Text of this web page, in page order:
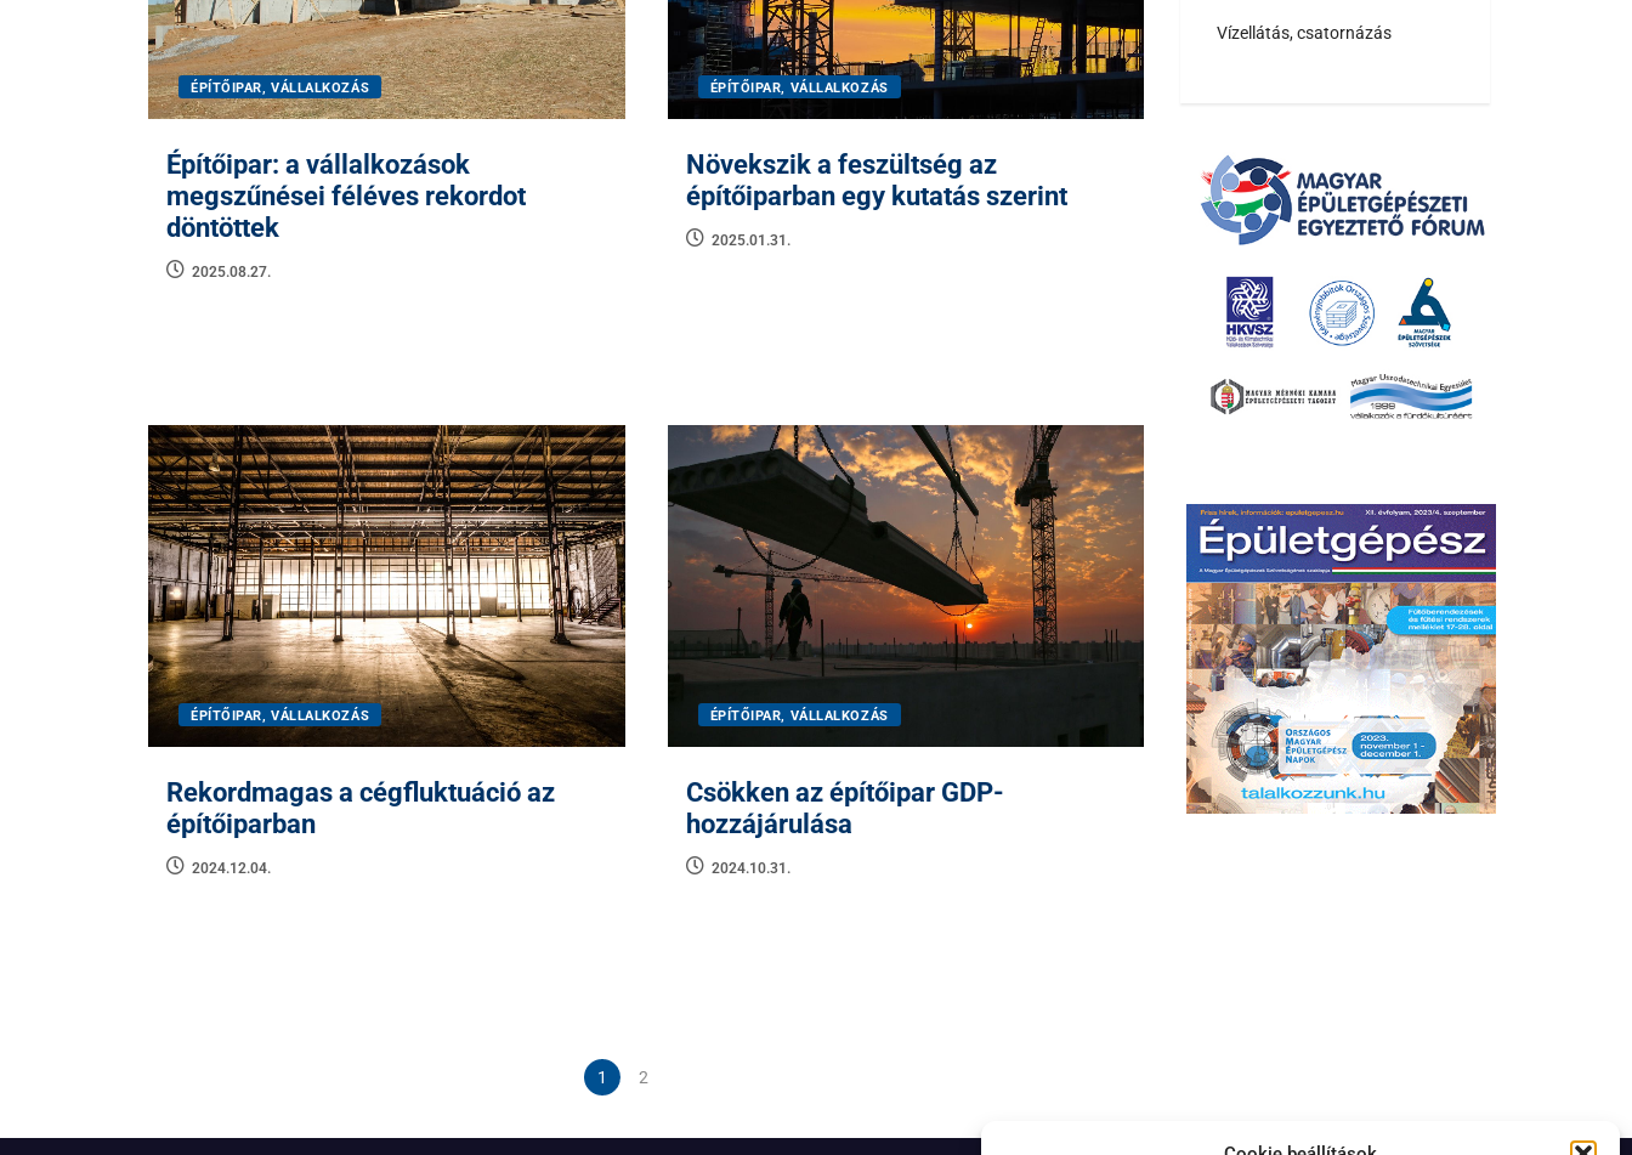
ÉPÍTŐIPAR, VÁLLALKOZÁS
Építőipar: a vállalkozások
megszűnései féléves rekordot
döntöttek
2025.08.27.
ÉPÍTŐIPAR, VÁLLALKOZÁS
Növekszik a feszültség az
építőiparban egy kutatás szerint
2025.01.31.
ÉPÍTŐIPAR, VÁLLALKOZÁS
Rekordmagas a cégfluktuáció az
építőiparban
2024.12.04.
ÉPÍTŐIPAR, VÁLLALKOZÁS
Csökken az építőipar GDP-
hozzájárulása
2024.10.31.
1 2
Vízellátás, csatornázás